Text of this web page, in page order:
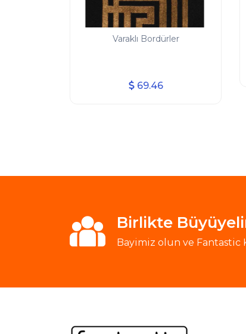
Varaklı Bordürler
69.46
Birlikte
Bayimiz olun ve Fantastic